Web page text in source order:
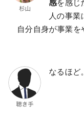
感を感じ
人の事業
自分自身が事業を
なるほど